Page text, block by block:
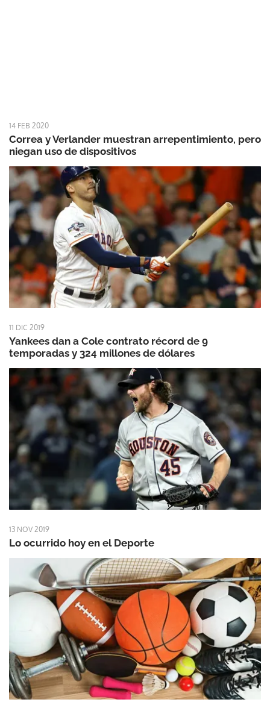
14 FEB 2020
Correa y Verlander muestran arrepentimiento, pero
niegan uso de dispositivos
11 DIC 2019
Yankees dan a Cole contrato récord de 9
temporadas y 324 millones de dólares
13 NOV 2019
Lo ocurrido hoy en el Deporte